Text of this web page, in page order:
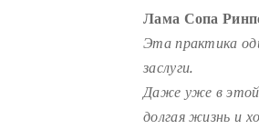
Лама Сопа
Эта практика
заслуги.
Даже уже в этой
долгая жизнь и